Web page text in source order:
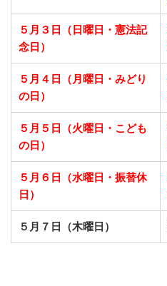
５月３日（日曜日・憲法記
念日）
５月４日（月曜日・みどり
の日）
５月５日（火曜日・こども
の日）
５月６日（水曜日・振替休
日）
５月７日（木曜日）